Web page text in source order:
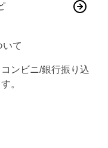
いて
ンビニ/銀行振り込
。